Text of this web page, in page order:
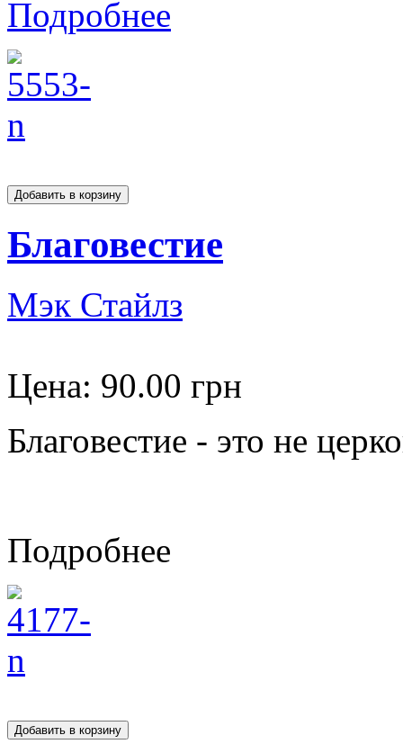
Подробнее
Благовестие
Мэк Стайлз
Цена: 90.00 грн
Благовестие - это не
Подробнее